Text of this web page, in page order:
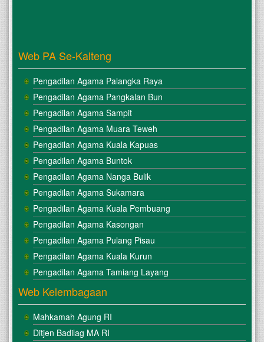
Web PA Se-Kalteng
Pengadilan Agama Palangka Raya
Pengadilan Agama Pangkalan Bun
Pengadilan Agama Sampit
Pengadilan Agama Muara Teweh
Pengadilan Agama Kuala Kapuas
Pengadilan Agama Buntok
Pengadilan Agama Nanga Bulik
Pengadilan Agama Sukamara
Pengadilan Agama Kuala Pembuang
Pengadilan Agama Kasongan
Pengadilan Agama Pulang Pisau
Pengadilan Agama Kuala Kurun
Pengadilan Agama Tamiang Layang
Web Kelembagaan
Mahkamah Agung RI
Ditjen Badilag MA RI